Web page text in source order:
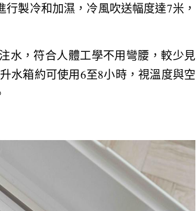
製冷和加濕，冷風吹送幅度達7米，
水，符合人體工學不用彎腰，較少見
水箱約可使用6至8小時，視溫度與空